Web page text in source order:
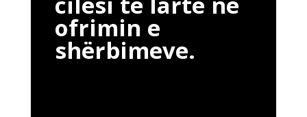
ofrimin e
shërbimeve.